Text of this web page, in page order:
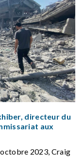
directeur du
aux
octobre 2023, Craig